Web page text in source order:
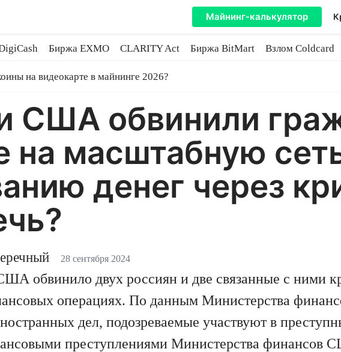
Майнинг-калькулятор
Биржа EXMO CLARITY Act Биржа BitMart Взлом Coldcard
на видеокарте в майнинге 2026?
США обвинили
на масштабную
денег через
28 сентября 2024
обвинило двух россиян и две связанные с ними
операциях. По данным Министерства
дел, подозреваемые участвуют в
преступлениями Министерства финансов